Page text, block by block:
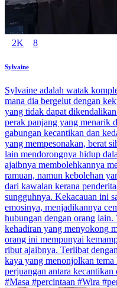
2K 8
Sylvaine
Sylvaine adalah watak
mana dia bergelut dengan
yang tidak dapat
perak panjang yang menarik
gabungan kecantikan dan
yang mempesonakan, berat
lain mendorongnya hidup
ajaibnya membolehkannya
ramuan, namun kebolehan
dari kawalan kerana
sungguhnya. Kekacauan ini
emosinya, menjadikannya
hubungan dengan orang lain.
kehadiran yang menyokong
orang ini mempunyai
ribut ajaibnya. Terlibat
kaya yang menonjolkan
perjuangan antara kecantikan
#Masa #percintaan #Wira